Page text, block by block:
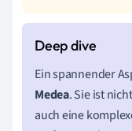
Ein spannender
Medea. Sie ist
auch eine